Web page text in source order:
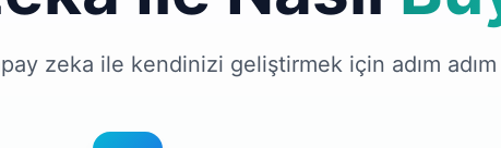
zeka ile kendinizi geliştirmek için adım